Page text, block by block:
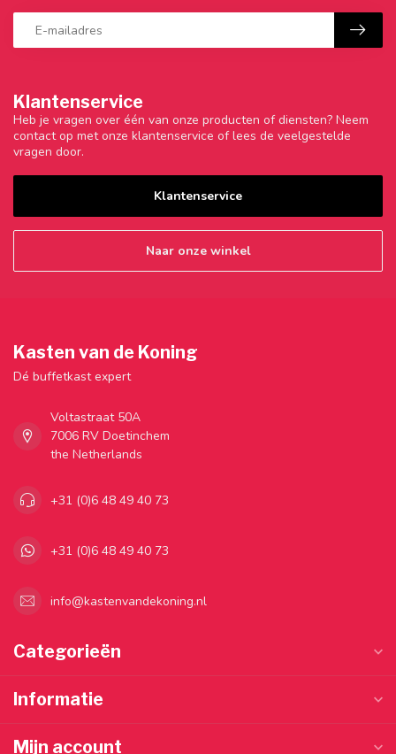
Klantenservice
Heb je vragen over één van onze producten of diensten? Neem
contact op met onze klantenservice of lees de veelgestelde
vragen door.
Klantenservice
Naar onze winkel
Kasten van de Koning
Dé buffetkast expert
Voltastraat 50A
7006 RV Doetinchem
the Netherlands
+31 (0)6 48 49 40 73
+31 (0)6 48 49 40 73
info@kastenvandekoning.nl
Categorieën
Informatie
Mijn account